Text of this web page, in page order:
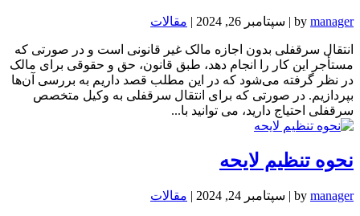
by manager
| سپتامبر 26, 2024 | مقالات
انتقال سرقفلی بدون اجازه مالک غیر قانونی است و در صورتی که
مستأجر این کار را انجام دهد، طبق قانون، حق و حقوقی برای مالک
در نظر گرفته می‌شود که در این مطلب قصد داریم به بررسی آن‌ها
بپردازیم. در صورتی که برای انتقال سرقفلی به وکیل متخصص
سرقفلی احتیاج دارید، می توانید با...
نحوه تنظیم لایحه
by manager
| سپتامبر 24, 2024 | مقالات